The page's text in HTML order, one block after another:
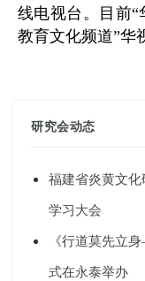
线电视台。目前“
教育文化频道”华
研究会动态
福建省炎黄文
学习大会
《行道莫先立
式在永泰举办